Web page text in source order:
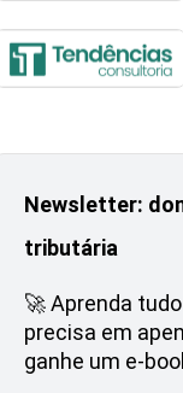
Newsletter:
tributária
🚀 Aprenda
precisa em
ganhe um e-